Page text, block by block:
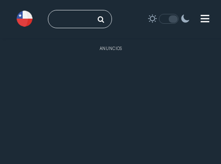
Buscar:
ANUNCIOS